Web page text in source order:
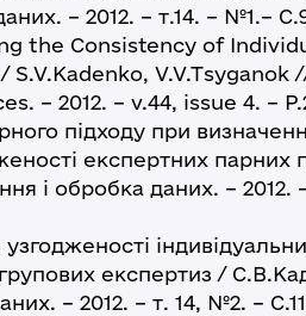
– 2012. – т.14. – №1.–
the Consistency of
V.V.Tsyganok
– 2012. – v.44, issue 4. –
підходу при
експертних парних
і обробка даних. – 2012.
експертиз /
– 2012. – т. 14, №2. –